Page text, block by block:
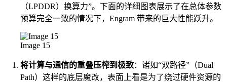
（LPDDR）换算力”。下面的详细图表展示了在总体参数
预算完全一致的情况下，Engram 带来的巨大性能跃升。
Image 15
将计算与通信的重叠压榨到极致：诸如“双路径”（Dual
Path）这样的底层魔改，表面上看是为了绕过硬件资源的